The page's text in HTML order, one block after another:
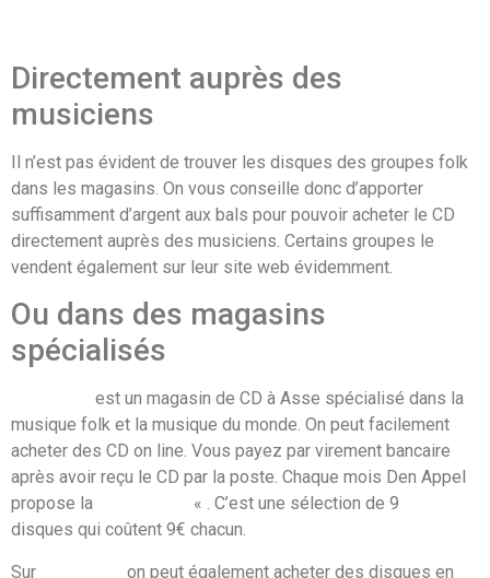
Directement auprès des
musiciens
Il n’est pas évident de trouver les disques des groupes folk
dans les magasins. On vous conseille donc d’apporter
suffisamment d’argent aux bals pour pouvoir acheter le CD
directement auprès des musiciens. Certains groupes le
vendent également sur leur site web évidemment.
Ou dans des magasins
spécialisés
est un magasin de CD à Asse spécialisé dans la
musique folk et la musique du monde. On peut facilement
acheter des CD on line. Vous payez par virement bancaire
après avoir reçu le CD par la poste. Chaque mois Den Appel
propose la
« . C’est une sélection de 9
disques qui coûtent 9€ chacun.
Sur
on peut également acheter des disques en